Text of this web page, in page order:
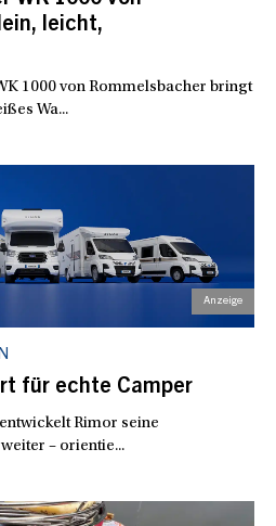
für echte Camper
Rimor seine
– orientie...
leicht,
1000 von Rommelsbacher bringt
Wa...